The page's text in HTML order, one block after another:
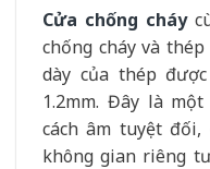
Cửa chống cháy
chống cháy và
dày của thép
1.2mm. Đây là
cách âm tuyệt
không gian riêng